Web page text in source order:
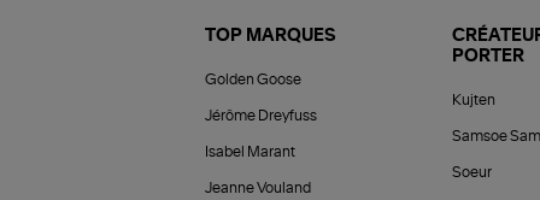
TOP MARQUES
Golden Goose
Jérôme Dreyfuss
Isabel Marant
Jeanne Vouland
PORTER
Kujten
Samsoe
Soeur